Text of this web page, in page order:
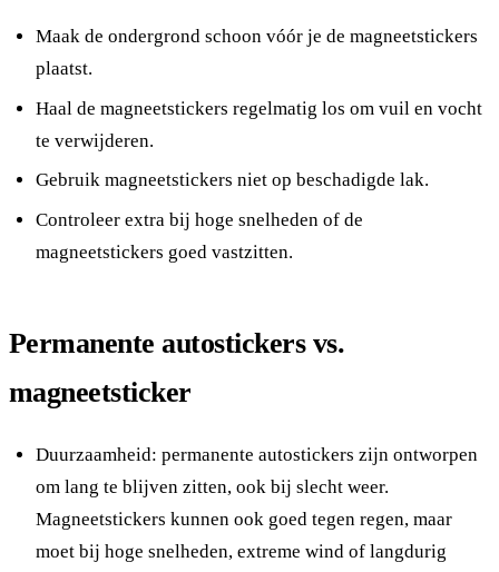
Maak de ondergrond schoon vóór je de magneetstickers
plaatst.
Haal de magneetstickers regelmatig los om vuil en vocht
te verwijderen.
Gebruik magneetstickers niet op beschadigde lak.
Controleer extra bij hoge snelheden of de
magneetstickers goed vastzitten.
Permanente autostickers vs.
magneetsticker
Duurzaamheid: permanente autostickers zijn ontworpen
om lang te blijven zitten, ook bij slecht weer.
Magneetstickers kunnen ook goed tegen regen, maar
moet bij hoge snelheden, extreme wind of langdurig